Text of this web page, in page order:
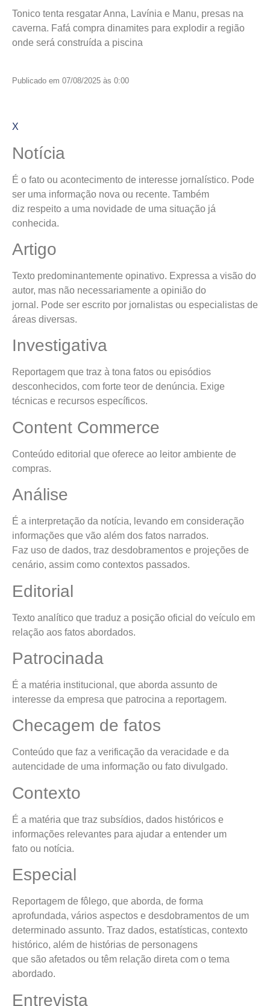
Tonico tenta resgatar Anna, Lavínia e Manu, presas na
caverna. Fafá compra dinamites para explodir a região
onde será construída a piscina
Publicado em 07/08/2025 às 0:00
X
Notícia
É o fato ou acontecimento de interesse jornalístico. Pode
ser uma informação nova ou recente. Também
diz respeito a uma novidade de uma situação já
conhecida.
Artigo
Texto predominantemente opinativo. Expressa a visão do
autor, mas não necessariamente a opinião do
jornal. Pode ser escrito por jornalistas ou especialistas de
áreas diversas.
Investigativa
Reportagem que traz à tona fatos ou episódios
desconhecidos, com forte teor de denúncia. Exige
técnicas e recursos específicos.
Content Commerce
Conteúdo editorial que oferece ao leitor ambiente de
compras.
Análise
É a interpretação da notícia, levando em consideração
informações que vão além dos fatos narrados.
Faz uso de dados, traz desdobramentos e projeções de
cenário, assim como contextos passados.
Editorial
Texto analítico que traduz a posição oficial do veículo em
relação aos fatos abordados.
Patrocinada
É a matéria institucional, que aborda assunto de
interesse da empresa que patrocina a reportagem.
Checagem de fatos
Conteúdo que faz a verificação da veracidade e da
autencidade de uma informação ou fato divulgado.
Contexto
É a matéria que traz subsídios, dados históricos e
informações relevantes para ajudar a entender um
fato ou notícia.
Especial
Reportagem de fôlego, que aborda, de forma
aprofundada, vários aspectos e desdobramentos de um
determinado assunto. Traz dados, estatísticas, contexto
histórico, além de histórias de personagens
que são afetados ou têm relação direta com o tema
abordado.
Entrevista